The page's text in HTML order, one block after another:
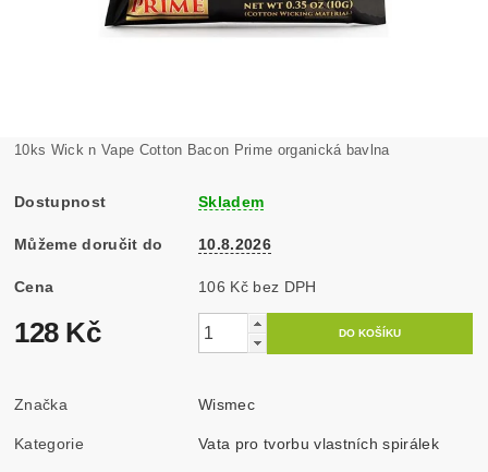
10ks Wick n Vape Cotton Bacon Prime organická bavlna
Dostupnost Skladem
Můžeme doručit do 10.8.2026
Cena 106 Kč bez DPH
128 Kč
Značka Wismec
Kategorie Vata pro tvorbu vlastních spirálek